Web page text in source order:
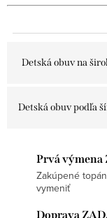
Detská obuv na
Detská obuv podľa
Prvá výmena
Zakúpené
vymeniť
Doprava